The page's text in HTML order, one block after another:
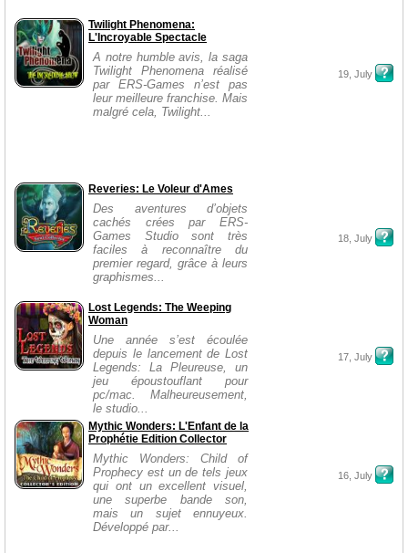
Twilight Phenomena:
L'Incroyable Spectacle
A notre humble avis, la saga
Twilight Phenomena réalisé
par ERS-Games n’est pas
leur meilleure franchise. Mais
malgré cela, Twilight...
19, July
Reveries: Le Voleur d'Ames
Des aventures d’objets
cachés crées par ERS-
Games Studio sont très
faciles à reconnaître du
premier regard, grâce à leurs
graphismes...
18, July
Lost Legends: The Weeping
Woman
Une année s’est écoulée
depuis le lancement de Lost
Legends: La Pleureuse, un
jeu époustouflant pour
pc/mac. Malheureusement,
le studio...
17, July
Mythic Wonders: L'Enfant de la
Prophétie Edition Collector
Mythic Wonders: Child of
Prophecy est un de tels jeux
qui ont un excellent visuel,
une superbe bande son,
mais un sujet ennuyeux.
Développé par...
16, July